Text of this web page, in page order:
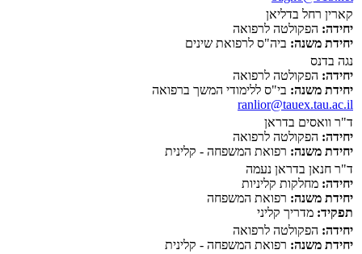
קארין רחל בדליאן
יחידה: הפקולטה לרפואה
יחידת משנה: ביה"ס לרפואת שינים
נגה בדנס
יחידה: הפקולטה לרפואה
יחידת משנה: בי"ס ללימודי המשך ברפואה
ranlior@tauex.tau.ac.il
ד"ר וואסים בדראן
יחידה: הפקולטה לרפואה
יחידת משנה: רפואת המשפחה - קלינית
ד"ר חנאן בדראן נעמה
יחידה: מחלקות קליניות
יחידת משנה: רפואת המשפחה
תפקיד: מדריך קליני
יחידה: הפקולטה לרפואה
יחידת משנה: רפואת המשפחה - קלינית